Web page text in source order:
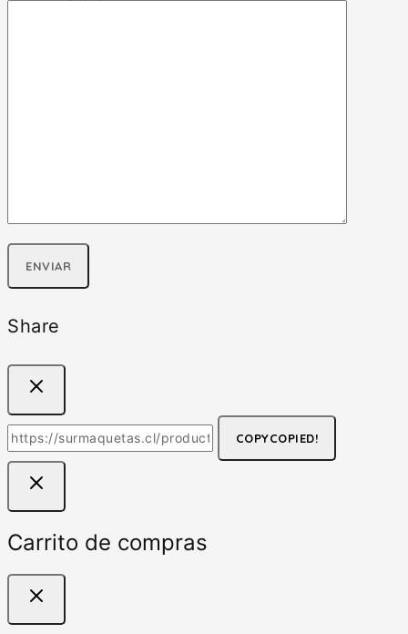
Share
COPYCOPIED!
Carrito de compras